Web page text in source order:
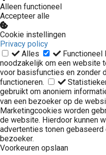
Alleen functioneel
Accepteer alle
Cookie instellingen
Privacy policy
Alles
Functioneel
noodzakelijk om een website
voor basisfuncties en zonder
functioneren.
gebruikt om anoniem
van een bezoeker op de
Marketingcookies worden
de website. Hierdoor kunnen
advertenties tonen
bezoeker.
Voorkeuren opslaan